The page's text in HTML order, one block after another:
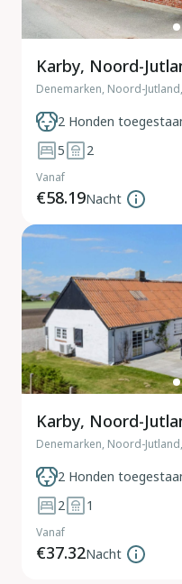
Karby, Noord-
Denemarken, Noord-
2 Honden
5
2
Vanaf
€58.19Nacht
Karby, Noord-
Denemarken, Noord-
2 Honden
2
1
Vanaf
€37.32Nacht